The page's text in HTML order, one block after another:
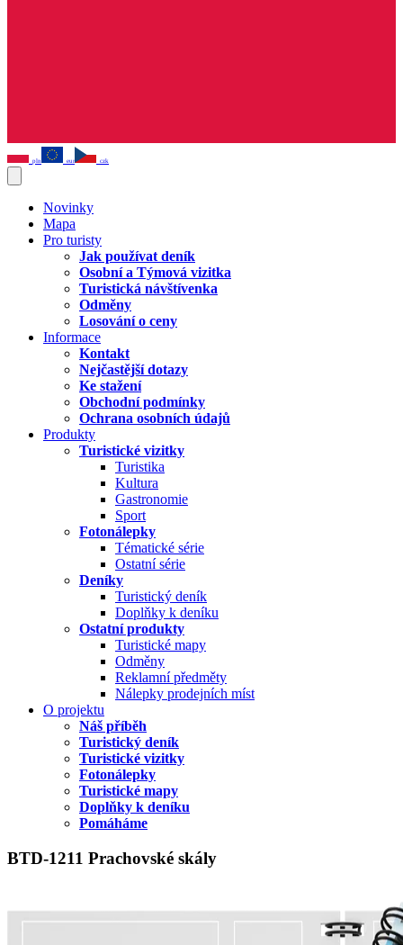
pln eur czk
Novinky
Mapa
Pro turisty
Jak používat deník
Osobní a Týmová vizitka
Turistická návštívenka
Odměny
Losování o ceny
Informace
Kontakt
Nejčastější dotazy
Ke stažení
Obchodní podmínky
Ochrana osobních údajů
Produkty
Turistické vizitky
Turistika
Kultura
Gastronomie
Sport
Fotonálepky
Tématické série
Ostatní série
Deníky
Turistický deník
Doplňky k deníku
Ostatní produkty
Turistické mapy
Odměny
Reklamní předměty
Nálepky prodejních míst
O projektu
Náš příběh
Turistický deník
Turistické vizitky
Fotonálepky
Turistické mapy
Doplňky k deníku
Pomáháme
BTD-1211 Prachovské skály